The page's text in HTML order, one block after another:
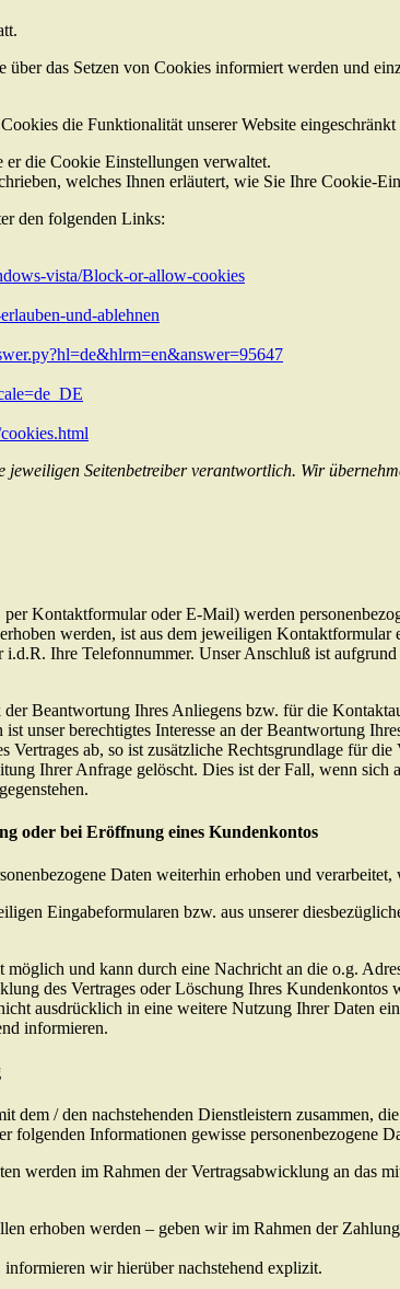
über das Setzen von Cookies informiert werden und
die Funktionalität unserer Website eingeschränkt
die Cookie Einstellungen verwaltet.
welches Ihnen erläutert, wie Sie Ihre Cookie-
den folgenden Links:
vista/Block-or-allow-cookies
und-ablehnen
Seitenbetreiber verantwortlich. Wir
Kontaktformular oder E-Mail) werden
werden, ist aus dem jeweiligen
Ihre Telefonnummer. Unser Anschluß ist
Beantwortung Ihres Anliegens bzw. für die
unser berechtigtes Interesse an der Beantwortung
Vertrages ab, so ist zusätzliche Rechtsgrundlage für
Ihrer Anfrage gelöscht. Dies ist der Fall, wenn
oder bei Eröffnung eines Kundenkontos
Daten weiterhin erhoben und
Eingabeformularen bzw. aus unserer
und kann durch eine Nachricht an die o.g.
des Vertrages oder Löschung Ihres
ausdrücklich in eine weitere Nutzung Ihrer Daten
informieren.
/ den nachstehenden Dienstleistern zusammen,
folgenden Informationen gewisse personenbezogene
werden im Rahmen der Vertragsabwicklung an das
erhoben werden – geben wir im Rahmen der
wir hierüber nachstehend explizit.